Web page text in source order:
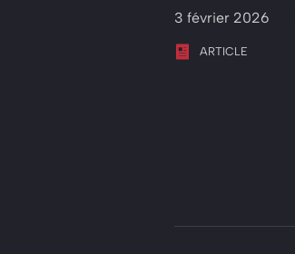
3 février 2026
ARTICLE